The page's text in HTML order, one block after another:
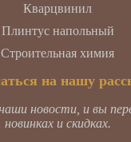
Кварцвинил
Плинтус напольный
Строительная химия
на нашу
новости, и вы
новинках и скидках.